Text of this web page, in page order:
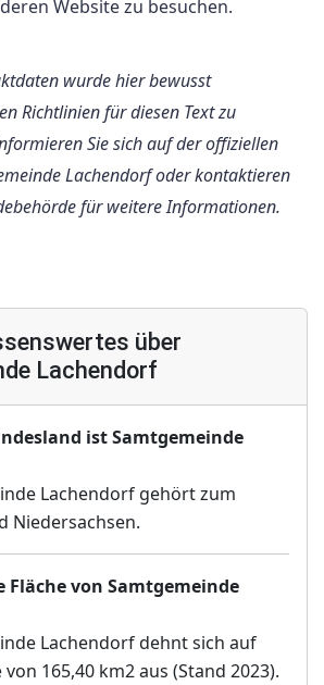
Website zu besuchen.
wurde hier bewusst
Richtlinien für diesen Text zu
Sie sich auf der offiziellen
Lachendorf oder kontaktieren
für weitere Informationen.
über
Lachendorf
ist Samtgemeinde
Lachendorf gehört zum
Niedersachsen.
Fläche von Samtgemeinde
Lachendorf dehnt sich auf
von 165,40 km2 aus (Stand 2023).